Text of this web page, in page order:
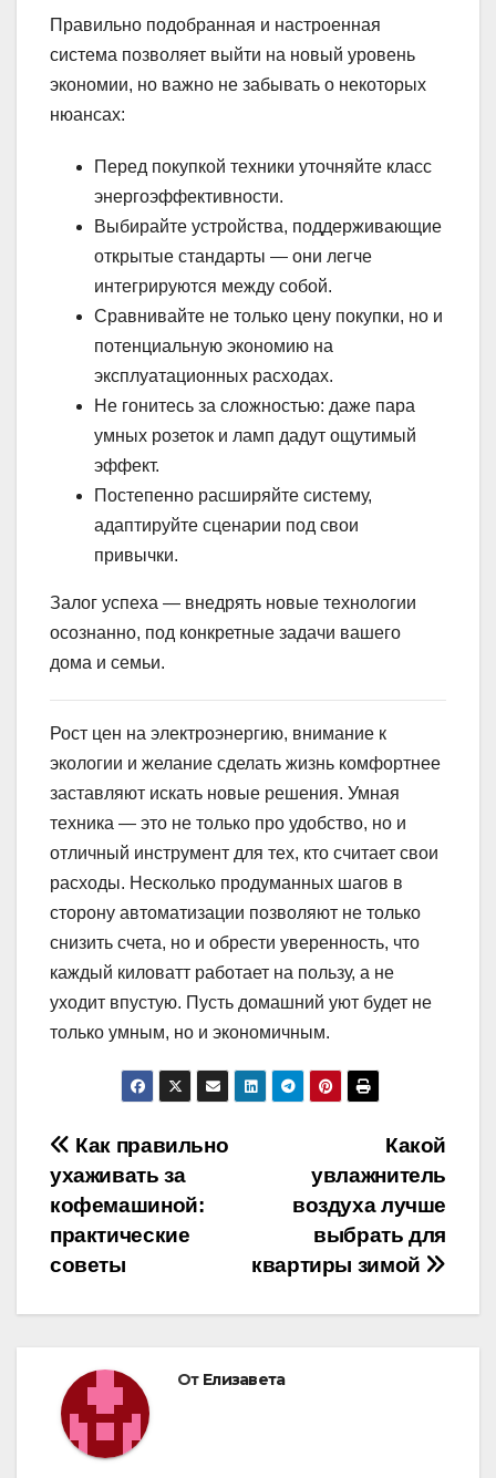
Правильно подобранная и настроенная
система позволяет выйти на новый уровень
экономии, но важно не забывать о некоторых
нюансах:
Перед покупкой техники уточняйте класс
энергоэффективности.
Выбирайте устройства, поддерживающие
открытые стандарты — они легче
интегрируются между собой.
Сравнивайте не только цену покупки, но и
потенциальную экономию на
эксплуатационных расходах.
Не гонитесь за сложностью: даже пара
умных розеток и ламп дадут ощутимый
эффект.
Постепенно расширяйте систему,
адаптируйте сценарии под свои
привычки.
Залог успеха — внедрять новые технологии
осознанно, под конкретные задачи вашего
дома и семьи.
Рост цен на электроэнергию, внимание к
экологии и желание сделать жизнь комфортнее
заставляют искать новые решения. Умная
техника — это не только про удобство, но и
отличный инструмент для тех, кто считает свои
расходы. Несколько продуманных шагов в
сторону автоматизации позволяют не только
снизить счета, но и обрести уверенность, что
каждый киловатт работает на пользу, а не
уходит впустую. Пусть домашний уют будет не
только умным, но и экономичным.
Навигация
по
записям
Какой
увлажнитель
воздуха лучше
выбрать для
квартиры зимой
Как правильно
ухаживать за
кофемашиной:
практические
советы
От Елизавета